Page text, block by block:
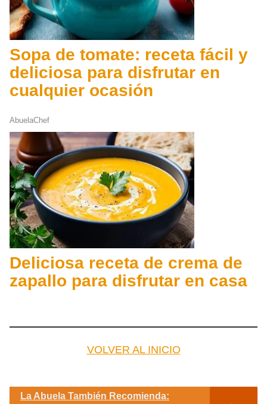
Sopa de tomate: receta fácil y
deliciosa para disfrutar en
cualquier ocasión
AbuelaChef
Deliciosa receta de crema de
zapallo para disfrutar en casa
VOLVER AL INICIO
La Abuela También Recomienda: